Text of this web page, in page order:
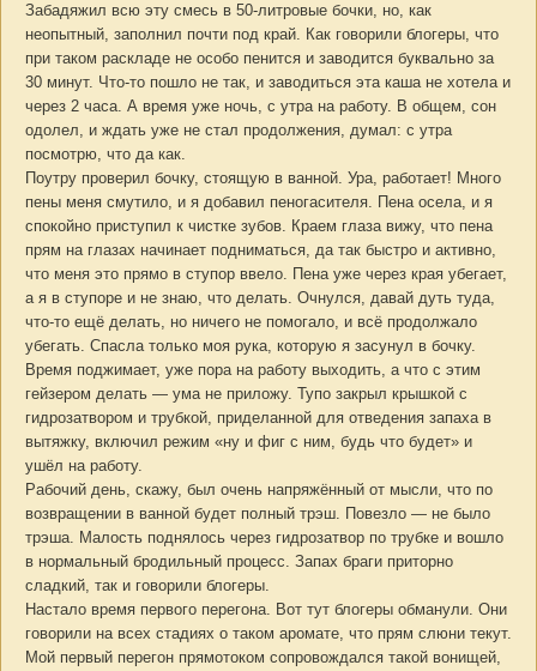
Забадяжил всю эту смесь в 50-литровые бочки, но, как
неопытный, заполнил почти под край. Как говорили блогеры, что
при таком раскладе не особо пенится и заводится буквально за
30 минут. Что-то пошло не так, и заводиться эта каша не хотела и
через 2 часа. А время уже ночь, с утра на работу. В общем, сон
одолел, и ждать уже не стал продолжения, думал: с утра
посмотрю, что да как.
Поутру проверил бочку, стоящую в ванной. Ура, работает! Много
пены меня смутило, и я добавил пеногасителя. Пена осела, и я
спокойно приступил к чистке зубов. Краем глаза вижу, что пена
прям на глазах начинает подниматься, да так быстро и активно,
что меня это прямо в ступор ввело. Пена уже через края убегает,
а я в ступоре и не знаю, что делать. Очнулся, давай дуть туда,
что-то ещё делать, но ничего не помогало, и всё продолжало
убегать. Спасла только моя рука, которую я засунул в бочку.
Время поджимает, уже пора на работу выходить, а что с этим
гейзером делать — ума не приложу. Тупо закрыл крышкой с
гидрозатвором и трубкой, приделанной для отведения запаха в
вытяжку, включил режим «ну и фиг с ним, будь что будет» и
ушёл на работу.
Рабочий день, скажу, был очень напряжённый от мысли, что по
возвращении в ванной будет полный трэш. Повезло — не было
трэша. Малость поднялось через гидрозатвор по трубке и вошло
в нормальный бродильный процесс. Запах браги приторно
сладкий, так и говорили блогеры.
Настало время первого перегона. Вот тут блогеры обманули. Они
говорили на всех стадиях о таком аромате, что прям слюни текут.
Мой первый перегон прямотоком сопровождался такой вонищей,